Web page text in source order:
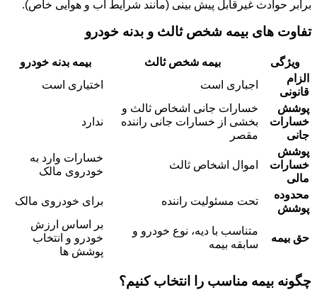
برابر حوادث غیرقابل پیش بینی (مانند شرایط آب و هوایی خاص).
تفاوت های بیمه شخص ثالث و بدنه خودرو
ویژگی بیمه شخص ثالث
بیمه بدنه خودرو
الزام
قانونی
اجباری است
اختیاری است
پوشش
خسارات
جانی
خسارات جانی اشخاص ثالث و
بخشی از خسارات جانی راننده
مقصر
ندارد
پوشش
خسارات
مالی
اموال اشخاص ثالث
خسارات وارد به
خودروی مالک
محدوده
پوشش
تحت مسئولیت راننده برای خودروی مالک
حق بیمه
متناسب با دیه، نوع خودرو و
سابقه بیمه
بر اساس ارزش
خودرو و انتخاب
پوشش ها
چگونه بیمه مناسب را انتخاب کنیم؟